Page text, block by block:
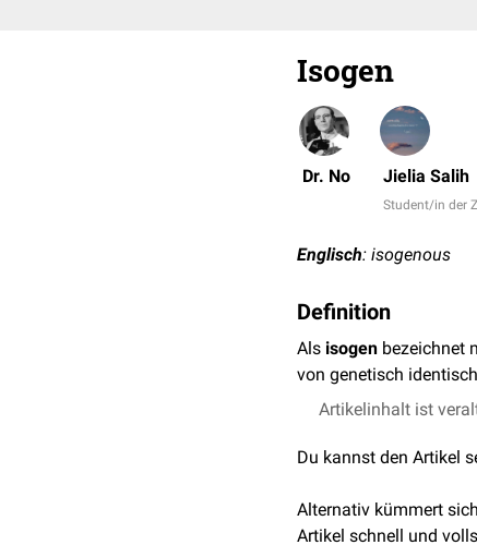
Isogen
Dr. No Jielia Salih
Student/in der
Englisch: isogenous
Definition
Als isogen bezeichnet
von genetisch
Artikelinhalt ist
Du kannst den Artikel
Alternativ kümmert
Artikel schnell und